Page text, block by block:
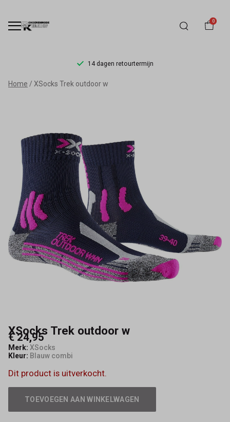
0
14 dagen retourtermijn
XSocks
outdoor
Schoenmode
Kerkhof
Home XSocks Trek outdoor w
XSocks Trek outdoor w
€ 24,95
Merk: XSocks
Kleur: Blauw combi
Dit product is uitverkocht.
TOEVOEGEN AAN WINKELWAGEN